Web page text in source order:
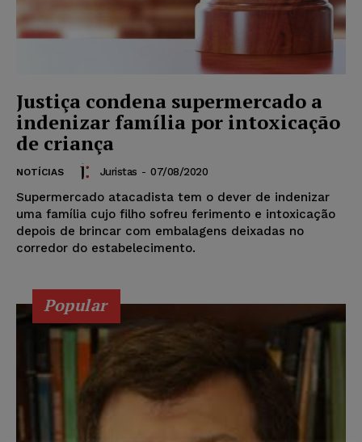
Justiça condena supermercado a
indenizar família por intoxicação
de criança
NOTÍCIAS Juristas - 07/08/2020
Supermercado atacadista tem o dever de indenizar
uma família cujo filho sofreu ferimento e intoxicação
depois de brincar com embalagens deixadas no
corredor do estabelecimento.
Popular